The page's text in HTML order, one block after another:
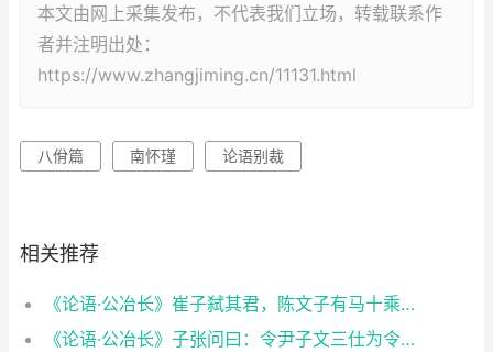
本文由网上采集发布，不代表我们立场，转载联系作
者并注明出处：
https://www.zhangjiming.cn/11131.html
八佾篇 南怀瑾 论语别裁
相关推荐
《论语·公冶长》崔子弑其君，陈文子有马十乘，弃而违之。至于他邦，则曰：犹吾大夫崔子也。违之。之一邦。又曰：犹吾大夫崔子也。违之。何如？子曰：清矣。曰：仁矣乎？曰：未知，焉得仁？
《论语·公冶长》子张问曰：令尹子文三仕为令尹，无喜色。三已之，无愠色。旧令尹之政，必以告新令尹。何如？子曰：忠矣。曰：仁矣乎？曰：未知，焉得仁？